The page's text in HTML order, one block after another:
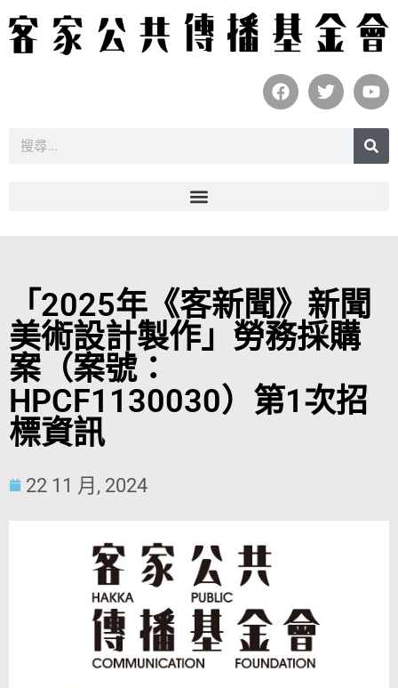
「2025年《客新聞》新聞
美術設計製作」勞務採購
案（案號：
HPCF1130030）第1次招
標資訊
22 11 月, 2024